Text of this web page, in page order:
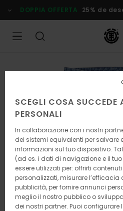
alle
informazioni
prodotto
DOPPIA OFFERTA 25% de
SCEGLI COSA SUCCEDE
PERSONALI
In collaborazione con i nostri
dei sistemi equivalenti per salvare
informazioni sul tuo dispositivo.
(ad es. i dati di navigazione e il tuo
essere utilizzati per: offrirti
personalizzati, misurare l’efficacia
pubblicità, per fornire annunci
meglio il nostro pubblico o
dei nostri partner. Puoi